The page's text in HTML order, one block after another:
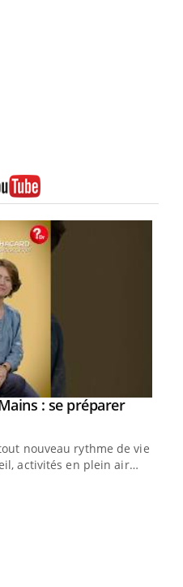
: se préparer
nouveau rythme de vie !
activités en plein air…